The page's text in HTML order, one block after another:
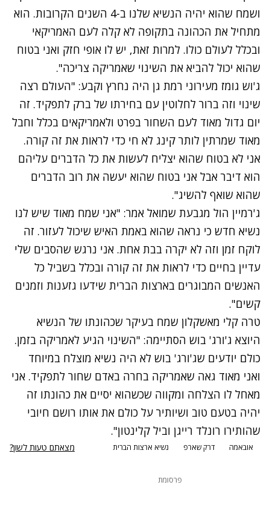
ושמח שהוא יהיה הנשיא שלנו ב-4 השנים הקרובות. הוא
מתחיל את הכהונה בתקופה לא קלה לעם האמריקאי
ובכלל לעולם כולו. למרות זאת, יש לו אופי חזק ואני בטוח
שהוא יכול להביא את השינוי שאמריקה צריכה".
ג'וש גומז מעירוני רמת גן היה נחרץ וקבע: "העולם רצה
שינוי וזה ברור לחלוטין עם בחירתו של ברק לתפקיד. זה
יום גדול מאוד לעם השחור בפרט ולאמריקאים בכלל וחבל
מאוד שמרתין לותר קינג לא חי כדי לראות את זה קורה.
אני לא בטוח שהוא יצליח לעשות את כל הדברים עליהם
הוא דיבר אבל אני בטוח שהוא יעשה את רוב הדברים
שהוא שואף להשיג".
ג'רמיין הול מגבעת שמואל אמר: "אני שמח מאוד שיש לנו
נשיא חדש כי נראה שהוא באמת האיש שיכול לעזור. זה
לוקח זמן וזה לא יקרה בבת אחת. אני נרגש שהסבים שלי
עדיין בחיים כדי לראות את זה קורה ובכלל בשביל כל
האנשים המבוגרים בארצות הברית שידעו גזענות וזמנים
קשים".
טרה קלי מאשקלון שמח בעיקר שכהונתו של הנשיא
היוצא ג'ורג' בוש הסתיימה: "השינוי הגיע לאמריקה בזמן.
כולם יודעים שג'ורג' בוש לא היה נשיא מוצלח במיוחד
ואני מאוד גאה שאמריקה בחרה באדם שחור לתפקיד. אני
מאחל לו הצלחה ומקווה שכשהוא יסיים את כהונתו זה
יהיה בטעם טוב ושיותיר על כולם את אותו רושם חיובי
שהותירו רונלד רייגן וביל קלינטון".
אובאמה דרק שארפ נשיא ארצות הברית מצאתם טעות לשון?
פרסומת